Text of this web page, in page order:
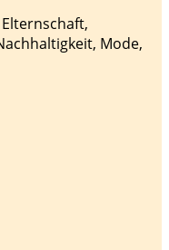
Mode,